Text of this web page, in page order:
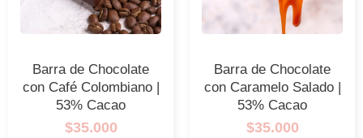
Barra de Chocolate
con Café Colombiano |
53% Cacao
$35.000
Barra de Chocolate
con Caramelo Salado |
53% Cacao
$35.000